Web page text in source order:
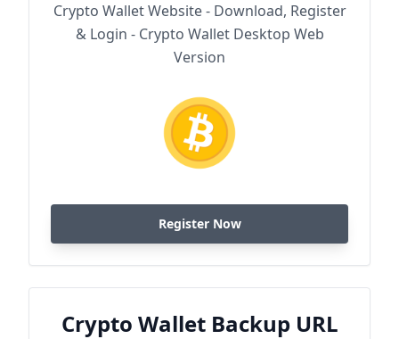
Crypto Wallet Website - Download, Register
& Login - Crypto Wallet Desktop Web
Version
Register Now
Crypto Wallet Backup URL